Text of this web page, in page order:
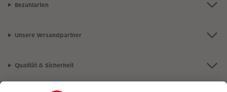
Bezahlarten
Unsere Versandpartner
Qualität & Sicherheit